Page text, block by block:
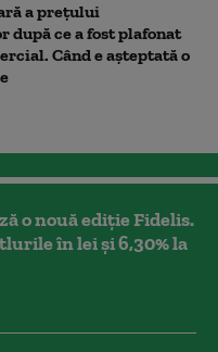
a prețului
după ce a fost plafonat
Când e așteptată o
o nouă ediție Fidelis.
în lei și 6,30% la